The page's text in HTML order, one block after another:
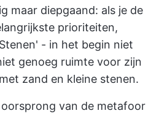
maar diepgaand: als je de
prioriteiten,
- in het begin niet
genoeg ruimte voor zijn
zand en kleine stenen.
van de metafoor